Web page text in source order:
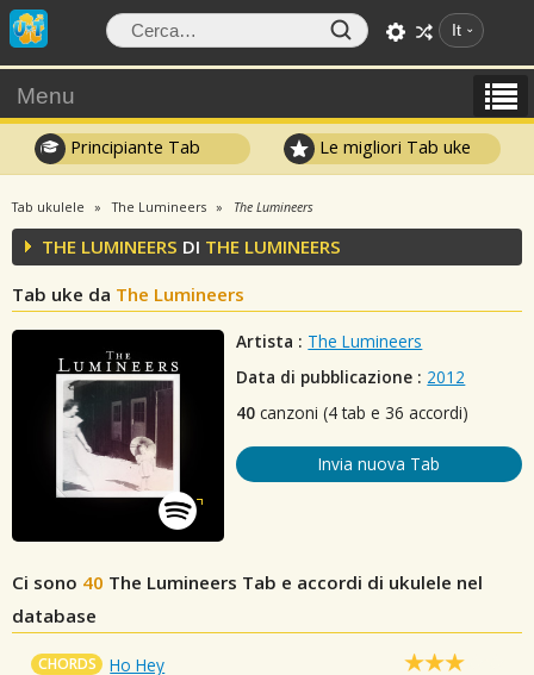
It
Menu
Principiante Tab Le migliori Tab uke
Tab ukulele The Lumineers The Lumineers
THE LUMINEERS DI THE LUMINEERS
Tab uke da The Lumineers
Artista : The Lumineers
Data di pubblicazione : 2012
40 canzoni (4 tab e 36 accordi)
Invia nuova Tab
Ci sono 40 The Lumineers Tab e accordi di ukulele nel
database
CHORDS Ho Hey